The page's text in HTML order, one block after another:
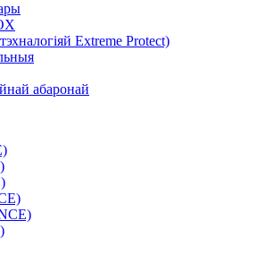
Extreme Protect)
абаронай